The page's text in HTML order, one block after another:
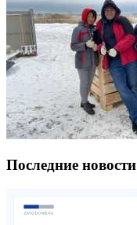
Последние новости